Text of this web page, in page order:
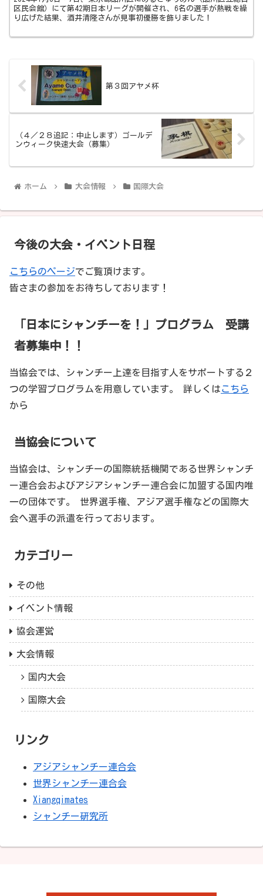
区民会館）にて第42期日本リーグが開催され、6名の選手が熱戦を繰
り広げた結果、酒井清隆さんが見事初優勝を飾りました！
第３回アヤメ杯
（４／２８追記：中止します）ゴールデ
ンウィーク快速大会（募集）
ホーム 大会情報 国際大会
今後の大会・イベント日程
こちらのページでご覧頂けます。
皆さまの参加をお待ちしております！
「日本にシャンチーを！」プログラム 受講
者募集中！！
当協会では、シャンチー上達を目指す人をサポートする２
つの学習プログラムを用意しています。 詳しくはこちら
から
当協会について
当協会は、シャンチーの国際統括機関である世界シャンチ
ー連合会およびアジアシャンチー連合会に加盟する国内唯
一の団体です。 世界選手権、アジア選手権などの国際大
会へ選手の派遣を行っております。
カテゴリー
その他
イベント情報
協会運営
大会情報
国内大会
国際大会
リンク
アジアシャンチー連合会
世界シャンチー連合会
Xiangqimates
シャンチー研究所